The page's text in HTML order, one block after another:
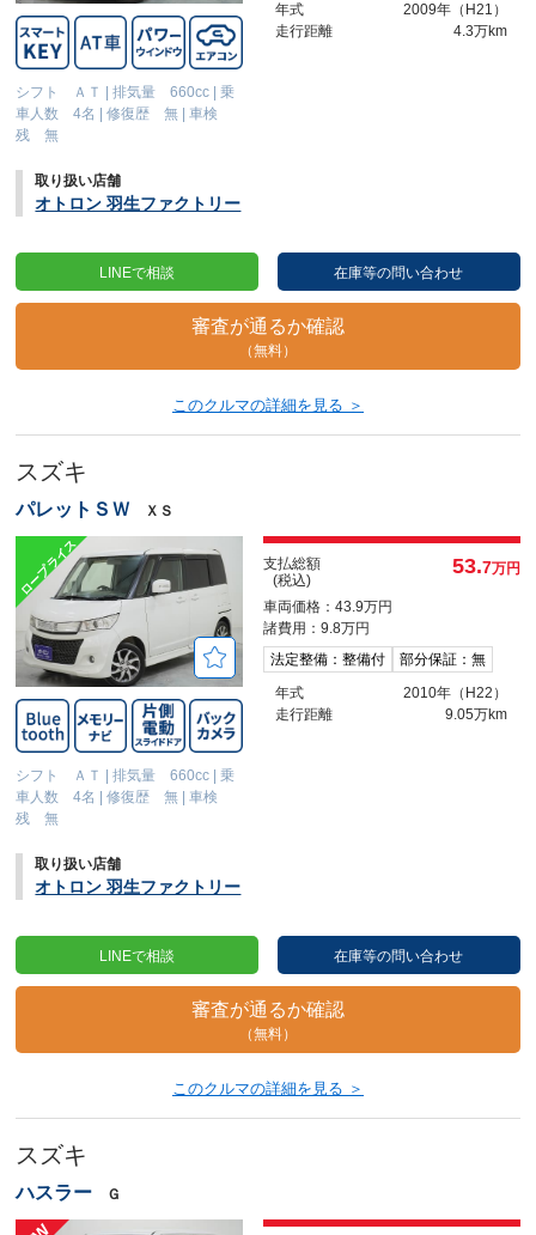
シフト ＡＴ |排気量 660cc |乗
車人数 4名 |修復歴 無 |車検
残 無
年式
2009年（H21）
走行距離
4.3万km
取り扱い店舗
オトロン 羽生ファクトリー
LINEで相談 在庫等の問い合わせ
審査が通るか確認
（無料）
このクルマの詳細を見る ＞
スズキ
パレットＳＷ ＸＳ
シフト ＡＴ |排気量 660cc |乗
車人数 4名 |修復歴 無 |車検
残 無
支払総額
(税込)
53.7万円
車両価格：43.9万円
諸費用：9.8万円
法定整備：整備付
部分保証：無
年式
2010年（H22）
走行距離
9.05万km
取り扱い店舗
オトロン 羽生ファクトリー
LINEで相談 在庫等の問い合わせ
審査が通るか確認
（無料）
このクルマの詳細を見る ＞
スズキ
ハスラー Ｇ